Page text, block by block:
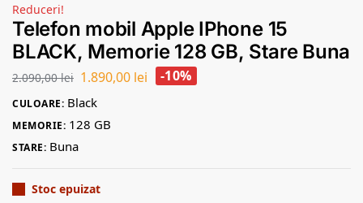
Reduceri!
Telefon mobil Apple IPhone 15
BLACK, Memorie 128 GB, Stare Buna
2.090,00lei 1.890,00 lei -10%
CULOARE: Black
MEMORIE: 128 GB
STARE: Buna
Stoc epuizat